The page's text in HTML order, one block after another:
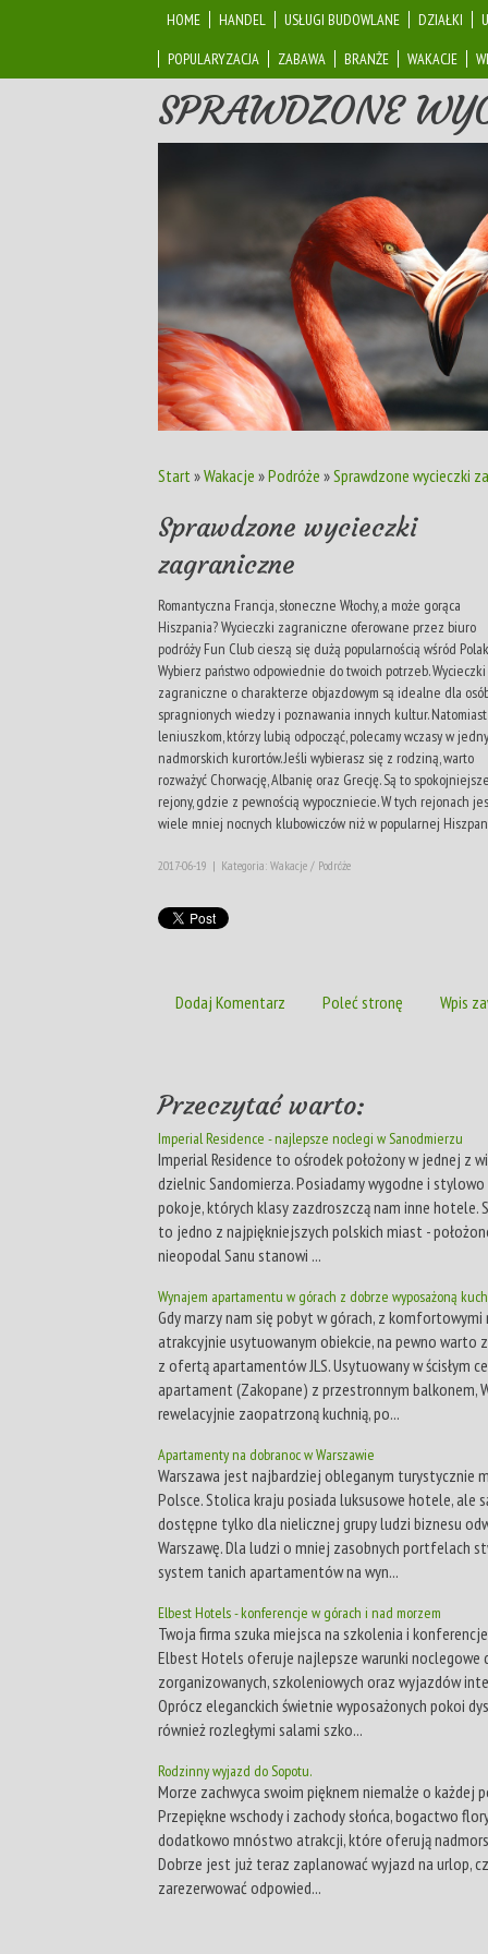
HOME HANDEL USŁUGI BUDOWLANE DZIAŁKI
POPULARYZACJA
ZABAWA BRANŻE WAKACJE
SPRAWDZONE
Start »Wakacje »Podróże »Sprawdzone wycieczki
Sprawdzone wycieczki
zagraniczne
Romantyczna Francja, słoneczne Włochy, a może gorąca
Hiszpania? Wycieczki zagraniczne oferowane przez biuro
podróży Fun Club cieszą się dużą popularnością wśród
Wybierz państwo odpowiednie do twoich potrzeb. Wycieczki
zagraniczne o charakterze objazdowym są idealne dla
spragnionych wiedzy i poznawania innych kultur. Natomiast
leniuszkom, którzy lubią odpocząć, polecamy wczasy w
nadmorskich kurortów. Jeśli wybierasz się z rodziną, warto
rozważyć Chorwację, Albanię oraz Grecję. Są to
rejony, gdzie z pewnością wypoczniecie. W tych rejonach
wiele mniej nocnych klubowiczów niż w popularnej
2017-06-19 | Kategoria: Wakacje / Podróże
Dodaj Komentarz Poleć stronę Wpis
Przeczytać warto:
Imperial Residence - najlepsze noclegi w Sanodmierzu
Imperial Residence to ośrodek położony w jednej z
dzielnic Sandomierza. Posiadamy wygodne i
pokoje, których klasy zazdroszczą nam inne hotele.
to jedno z najpiękniejszych polskich miast -
nieopodal Sanu stanowi ...
Wynajem apartamentu w górach z dobrze wyposażoną
Gdy marzy nam się pobyt w górach, z komfortowymi
atrakcyjnie usytuowanym obiekcie, na pewno warto
z ofertą apartamentów JLS. Usytuowany w ścisłym
apartament (Zakopane) z przestronnym balkonem,
rewelacyjnie zaopatrzoną kuchnią, po...
Apartamenty na dobranoc w Warszawie
Warszawa jest najbardziej obleganym turystycznie
Polsce. Stolica kraju posiada luksusowe hotele, ale
dostępne tylko dla nielicznej grupy ludzi biznesu
Warszawę. Dla ludzi o mniej zasobnych portfelach
system tanich apartamentów na wyn...
Elbest Hotels - konferencje w górach i nad morzem
Twoja firma szuka miejsca na szkolenia i
Elbest Hotels oferuje najlepsze warunki noclegowe
zorganizowanych, szkoleniowych oraz wyjazdów
Oprócz eleganckich świetnie wyposażonych pokoi
również rozległymi salami szko...
Rodzinny wyjazd do Sopotu.
Morze zachwyca swoim pięknem niemalże o każdej
Przepiękne wschody i zachody słońca, bogactwo
dodatkowo mnóstwo atrakcji, które oferują
Dobrze jest już teraz zaplanować wyjazd na urlop,
zarezerwować odpowied...